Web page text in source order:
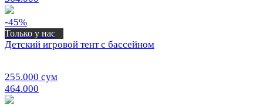
-45%
Только у нас
Детский игровой тент с бассейном
255.000 сум
464.000